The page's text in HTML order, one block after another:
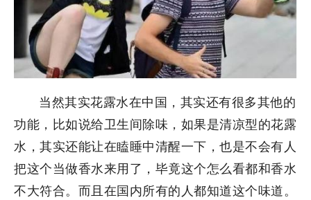
当然其实花露水在中国，其实还有很多其他的
功能，比如说给卫生间除味，如果是清凉型的花露
水，其实还能让在瞌睡中清醒一下，也是不会有人
把这个当做香水来用了，毕竟这个怎么看都和香水
不大符合。而且在国内所有的人都知道这个味道。